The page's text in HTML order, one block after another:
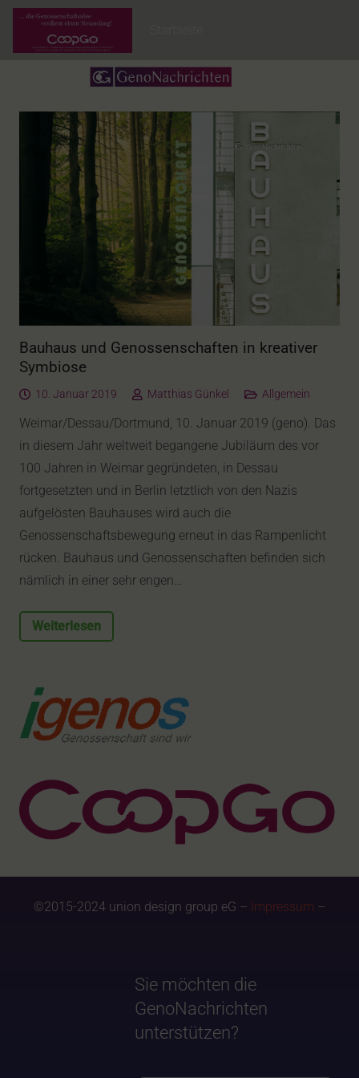
Bauhaus und Genossenschaften in kreativer
Symbiose
10. Januar 2019 Matthias Günkel Allgemein
Weimar/Dessau/Dortmund, 10. Januar 2019 (geno). Das
in diesem Jahr weltweit begangene Jubiläum des vor
100 Jahren in Weimar gegründeten, in Dessau
fortgesetzten und in Berlin letztlich von den Nazis
aufgelösten Bauhauses wird auch die
Genossenschaftsbewegung erneut in das Rampenlicht
rücken. Bauhaus und Genossenschaften befinden sich
nämlich in einer sehr engen…
Weiterlesen
©2015-2024 union design group eG – Impressum –
Sie möchten die
GenoNachrichten
unterstützen?